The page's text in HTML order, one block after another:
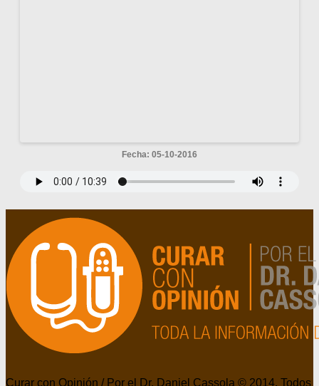
Fecha: 05-10-2016
Curar con Opinión / Por el Dr. Daniel Cassola © 2014. Todos